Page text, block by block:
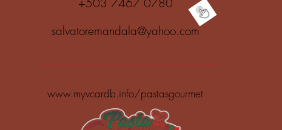
salvatoremandala@yahoo.com
www.myvcardb.info/pastasgourmet